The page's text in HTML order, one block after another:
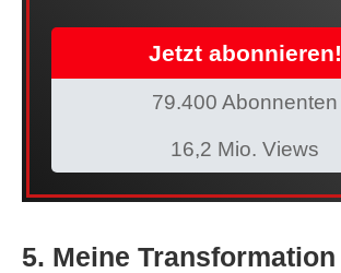
Jetzt abonnieren!
79.400 Abonnenten
16,2 Mio. Views
5. Meine Transformation